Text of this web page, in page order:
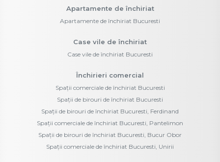
Apartamente de închiriat
Apartamente de închiriat Bucuresti
Case vile de închiriat
Case vile de închiriat Bucuresti
Închirieri comercial
Spații comerciale de închiriat Bucuresti
Spații de birouri de închiriat Bucuresti
Spații de birouri de închiriat Bucuresti, Ferdinand
Spații comerciale de închiriat Bucuresti, Pantelimon
Spații de birouri de închiriat Bucuresti, Bucur Obor
Spații comerciale de închiriat Bucuresti, Unirii